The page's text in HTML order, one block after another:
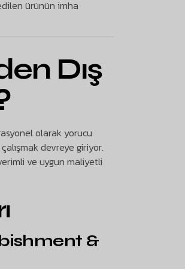
ürünün imha
Dış
olarak yorucu
devreye giriyor.
ve uygun maliyetli
&